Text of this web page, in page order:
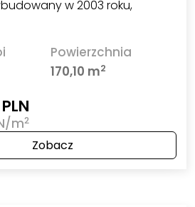
w 2003 roku,
Powierzchnia
170,10 m2
m2
Zobacz